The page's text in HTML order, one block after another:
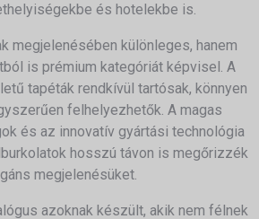
és hotelekbe is.
megjelenésében különleges, hanem
is prémium kategóriát képvisel. A
tapéták rendkívül tartósak, könnyen
felhelyezhetők. A magas
és az innovatív gyártási technológia
hosszú távon is megőrizzék
megjelenésüket.
azoknak készült, akik nem félnek